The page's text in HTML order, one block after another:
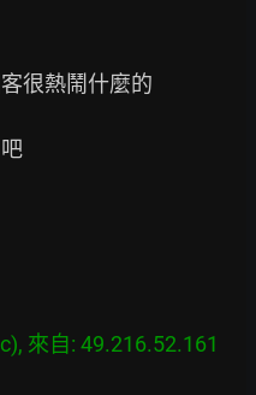
來自: 49.216.52.161